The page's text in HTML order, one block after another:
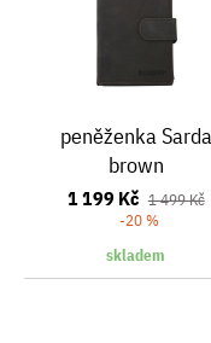
peněženka Sarda
brown
1 199 Kč 1 499 Kč
-20 %
skladem